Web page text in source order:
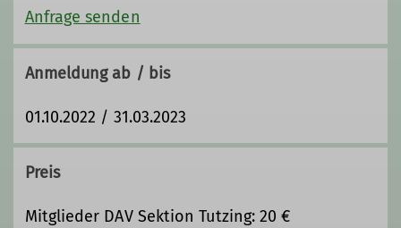
Anfrage senden
Anmeldung ab / bis
01.10.2022 / 31.03.2023
Preis
Mitglieder DAV Sektion Tutzing: 20 €